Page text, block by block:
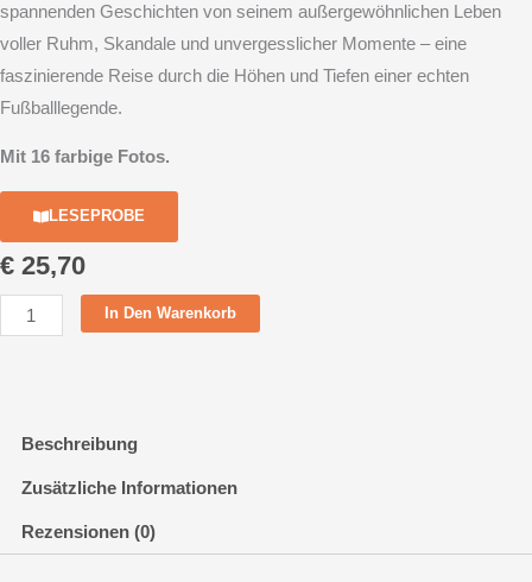
spannenden Geschichten von seinem außergewöhnlichen Leben
voller Ruhm, Skandale und unvergesslicher Momente – eine
faszinierende Reise durch die Höhen und Tiefen einer echten
Fußballlegende.
Mit 16 farbige Fotos.
LESEPROBE
€ 25,70
göttliche
Menge
In Den Warenkorb
Beschreibung
Zusätzliche Informationen
Rezensionen (0)